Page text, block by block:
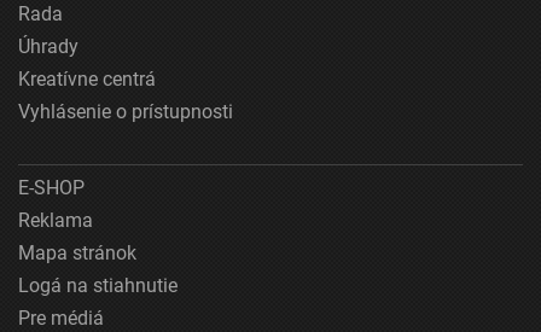
Rada
Úhrady
Kreatívne centrá
Vyhlásenie o prístupnosti
E-SHOP
Reklama
Mapa stránok
Logá na stiahnutie
Pre médiá